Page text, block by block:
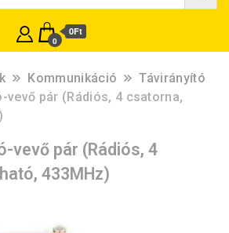
0
0Ft
Kommunikáció
Távirányító
vevő pár (Rádiós, 4 csatorna,
vevő pár (Rádiós, 4
433MHz)